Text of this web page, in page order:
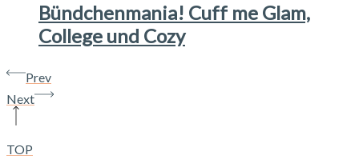
Bündchenmania! Cuff me Glam,
College und Cozy
Prev
Next
TOP